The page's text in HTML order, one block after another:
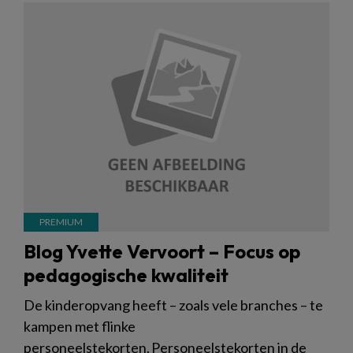
Blog Yvette Vervoort – Focus op
pedagogische kwaliteit
De kinderopvang heeft – zoals vele branches – te
kampen met flinke
personeelstekorten. Personeelstekorten in de